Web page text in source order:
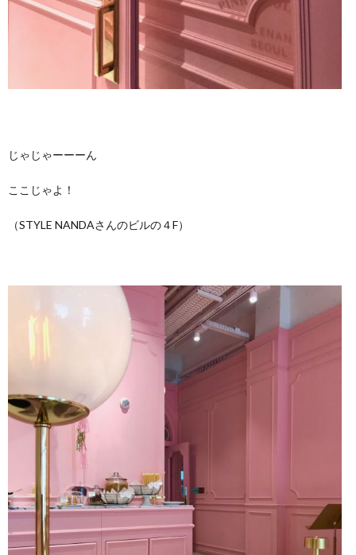
じゃじゃーーーん
ここじゃよ！
（STYLE NANDAさんのビルの４F）